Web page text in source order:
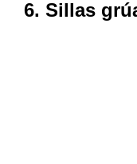
6. Sillas